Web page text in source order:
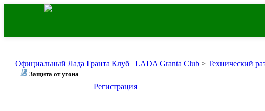
Официальный Лада Гранта Клуб | LADA Granta Club > Технический
Защита от угона
Регистрация